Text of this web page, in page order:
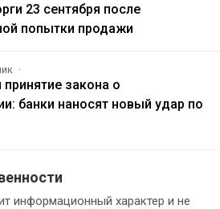
23 сентября после
попытки продажи
закона о
банки наносят новый удар по
информационный характер и не